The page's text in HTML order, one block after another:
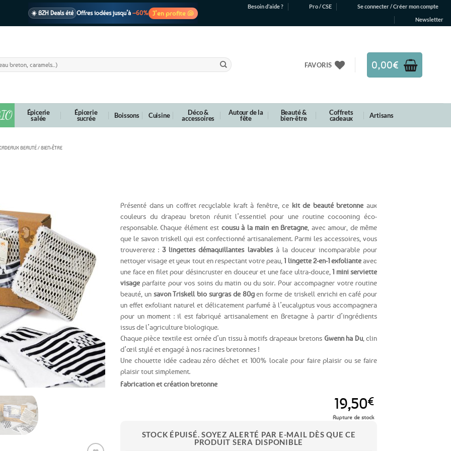
☀️ BZH Deals été Offres iodées jusqu’à –60% J’en profite 🐚
Besoin d’aide ? Pro / CSE
Se connecter / Créer mon compte
Newsletter
FAVORIS 0,00€
Épicerie
salée
Épicerie
sucrée Boissons Cuisine Déco &
accessoires
Autour de la
fête
Beauté &
bien-être
Coffrets
cadeaux Artisans
BEAUTÉ / BIEN-ÊTRE
Ajouter
aux
favoris
Présenté dans un coffret recyclable kraft à fenêtre, ce kit de beauté bretonne aux
couleurs du drapeau breton réunit l’essentiel pour une routine cocooning éco-
responsable. Chaque élément est cousu à la main en Bretagne , avec amour, de même
que le savon triskell qui est confectionné artisanalement. Parmi les accessoires, vous
trouvererez :3 lingettes démaquillantes lavablesà la douceur incomparable pour
nettoyer visage et yeux tout en respectant votre peau,1 lingette 2-en-1 exfolianteavec
une face en filet pour désincruster en douceur et une face ultra-douce, 1 mini serviette
visage parfaite pour vos soins du matin ou du soir. Pour accompagner votre routine
beauté, un savon Triskell bio surgras de 80gen forme de triskell enrichi en café pour
un effet exfoliant naturel et délicatement parfumé à l’eucalyptus vous accompagnera
pour un moment : il est fabriqué artisanalement en Bretagne à partir d’ingrédients
issus de l’agriculture biologique.
Chaque pièce textile est ornée d’un tissu à motifs drapeaux bretons Gwenn ha Du, clin
d’œil stylé et engagé à nos racines bretonnes !
Une chouette idée cadeau zéro déchet et 100% locale pour faire plaisir ou se faire
plaisir tout simplement.
Fabrication et création bretonne
19,50€
Rupture de stock
STOCK ÉPUISÉ. SOYEZ ALERTÉ PAR E-MAIL DÈS QUE CE
PRODUIT SERA DISPONIBLE